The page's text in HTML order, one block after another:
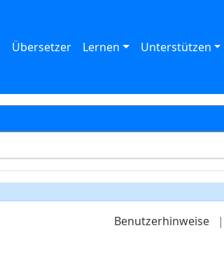
Übersetzer Lernen Unterstützen
Benutzerhinweise |